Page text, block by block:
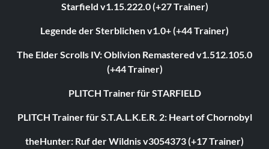
Starfield v1.15.222.0 (+27 Trainer)
Legende der Sterblichen v1.0+ (+44 Trainer)
The Elder Scrolls IV: Oblivion Remastered v1.512.105.0
(+44 Trainer)
PLITCH Trainer für STARFIELD
PLITCH Trainer für S.T.A.L.K.E.R. 2: Heart of Chornobyl
theHunter: Ruf der Wildnis v3054373 (+17 Trainer)